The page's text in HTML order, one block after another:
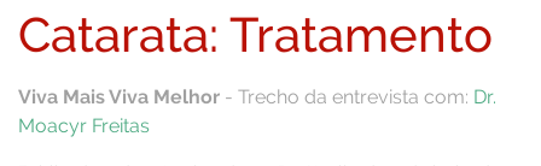
Catarata: Tratamento
Viva Mais Viva Melhor - Trecho da entrevista com: Dr.
Moacyr Freitas